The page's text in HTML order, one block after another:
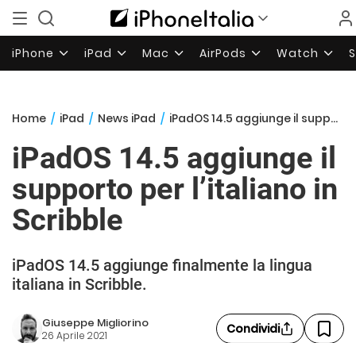
iPhone iPad Mac AirPods Watch
Home / iPad / News iPad / iPadOS 14.5 aggiunge il supporto per l’italiano in Scribble
iPadOS 14.5 aggiunge il
supporto per l’italiano in
Scribble
iPadOS 14.5 aggiunge finalmente la lingua
italiana in Scribble.
Giuseppe Migliorino
26 Aprile 2021 Condividi